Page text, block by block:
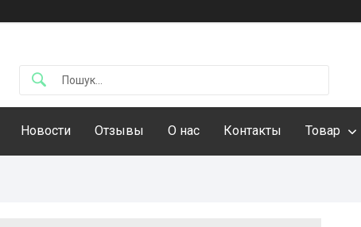
Новости Отзывы О нас Контакты Товар